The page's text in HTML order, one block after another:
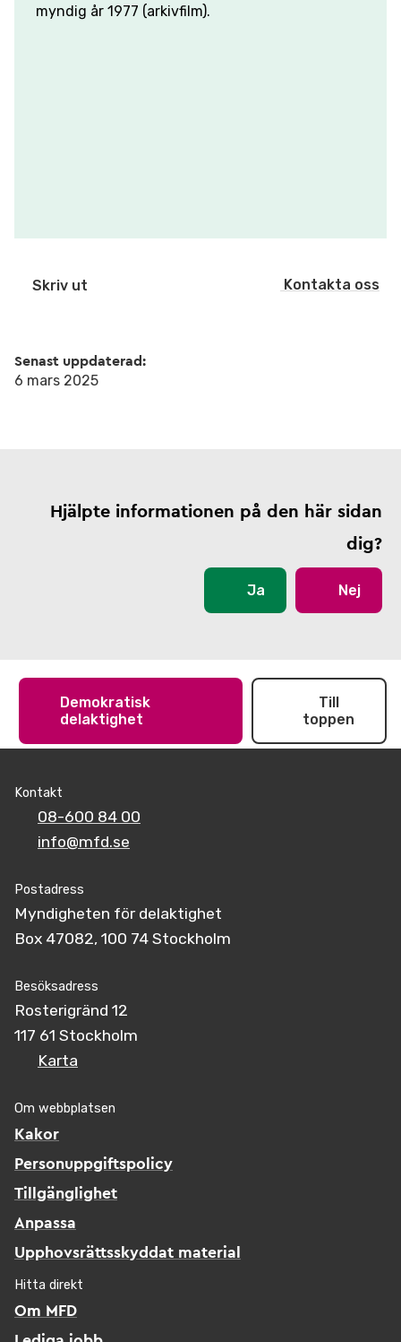
myndig år 1977 (arkivfilm).
Skriv ut Kontakta oss
Senast uppdaterad:
6 mars 2025
Hjälpte informationen på den här sidan
dig?
Ja Nej
Demokratisk
delaktighet
Till
toppen
Kontakt
08-600 84 00
info@mfd.se
Postadress
Myndigheten för delaktighet
Box 47082, 100 74 Stockholm
Besöksadress
Rosterigränd 12
117 61 Stockholm
Karta
Om webbplatsen
Kakor
Personuppgiftspolicy
Tillgänglighet
Anpassa
Upphovsrättsskyddat material
Hitta direkt
Om MFD